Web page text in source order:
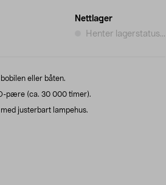
Nettlager
Henter lagerstatus...
eller båten.
pære (ca. 30 000 timer).
justerbart lampehus.